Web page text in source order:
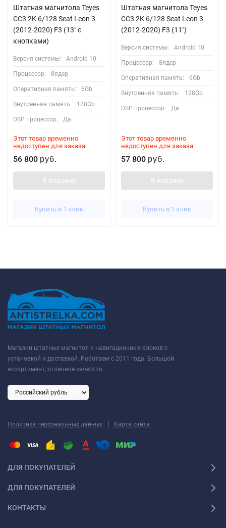
Штатная магнитола Teyes
CC3 2K 6/128 Seat Leon 3
(2012-2020) F3 (13" с
кнопками)
Версия системы: Android 10
Процессор: 8ядер
Оперативная память: 6Gb
Внутренняя память: 128Gb
DSP процессор: Да
Этот товар временно
недоступен для заказа
56 800 руб.
В корзину
Купить в 1 клик
Штатная магнитола Teyes
CC3 2K 6/128 Seat Leon 3
(2012-2020) F3 (11")
Версия системы: Android 10
Процессор: 8ядер
Оперативная память: 6Gb
Внутренняя память: 128Gb
DSP процессор: Да
Этот товар временно
недоступен для заказа
57 800 руб.
В корзину
Купить в 1 клик
Магазин штатных магнитол и навигационных блоков с
установкой и доставкой. Работаем с 2011 года. Большой
ассортимент, отличное качество.
Политика персональных данных | Карта сайта
ДЛЯ ПОКУПАТЕЛЕЙ
ДЛЯ ПОКУПАТЕЛЕЙ
КОНТАКТЫ